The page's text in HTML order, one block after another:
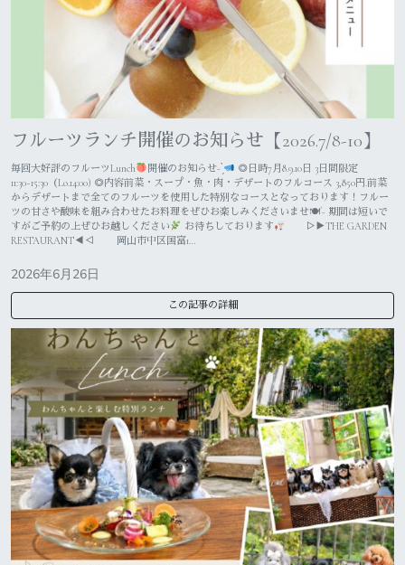
フルーツランチ開催のお知らせ【2026.7/8-10】
毎回大好評のフルーツLunch 開催のお知らせ- ̗̀
◎日時7月8.9.10日 3日間限定
11:30~15:30（Lo.14:00) ◎内容前菜・スープ・魚・肉・デザートのフルコース 3,850円.前菜
からデザートまで全てのフルーツを使用した特別なコースとなっております！フルー
ツの甘さや酸味を組み合わせたお料理をぜひお楽しみくださいませ🍽´- 期間は短いで
すがご予約の上ぜひお越しください
お待ちしております
▷▶THE GARDEN
RESTAURANT◀◁ 岡山市中区国富1…
2026年6月26日
この記事の詳細